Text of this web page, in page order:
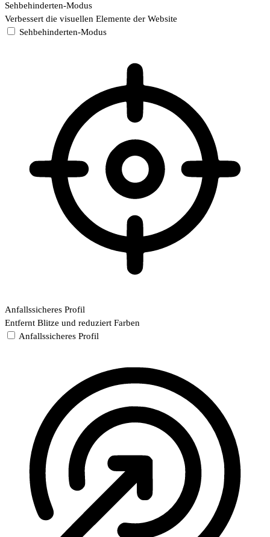
Sehbehinderten-Modus
Verbessert die visuellen Elemente der Website
Sehbehinderten-Modus
Anfallssicheres Profil
Entfernt Blitze und reduziert Farben
Anfallssicheres Profil